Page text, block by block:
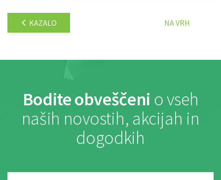
KAZALO NA VRH
Bodite obveščeni o vseh
naših novostih, akcijah in
dogodkih